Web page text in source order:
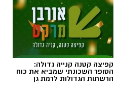
קפיצה קטנה קנייה גדולה:
הסופר השכונתי שמביא את כוח
הרשתות הגדולות לרמת גן